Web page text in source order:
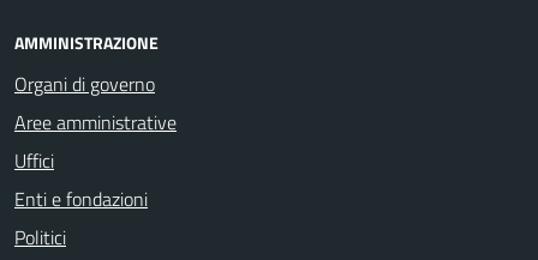
AMMINISTRAZIONE
Organi di governo
Aree amministrative
Uffici
Enti e fondazioni
Politici